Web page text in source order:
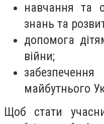
навчання та
знань та
допомога
війни;
майбутнього
Щоб стати